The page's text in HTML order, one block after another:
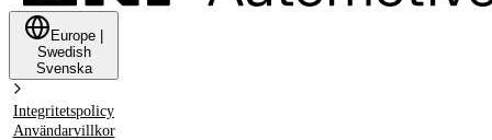
Europe
Swedish
Svenska
Integritetspolicy
Användarvillkor